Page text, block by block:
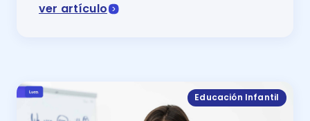
ver artículo
Educación Infantil